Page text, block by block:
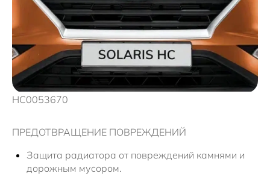
HC0053670
ПРЕДОТВРАЩЕНИЕ ПОВРЕЖДЕНИЙ
Защита радиатора от повреждений камнями и
дорожным мусором.